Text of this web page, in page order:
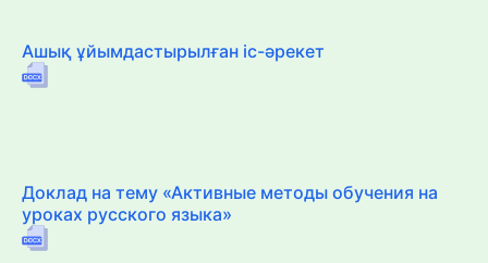
Ашық ұйымдастырылған іс-әрекет
Доклад на тему «Активные методы обучения на
уроках русского языка»